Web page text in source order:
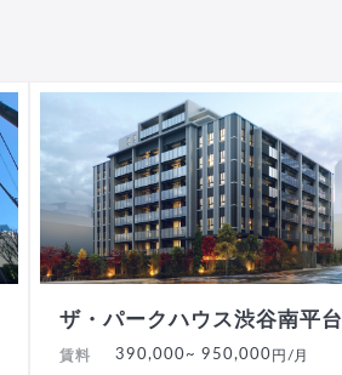
ザ・パークハウス渋谷南平台
賃料 390,000~ 950,000 円/月